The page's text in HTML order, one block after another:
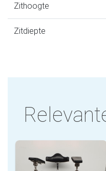
Zithoogte
Zitdiepte